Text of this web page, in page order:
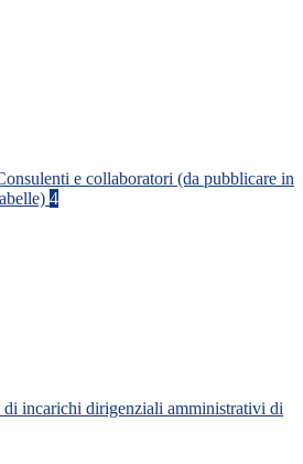
e collaboratori (da pubblicare in
4
incarichi dirigenziali amministrativi di